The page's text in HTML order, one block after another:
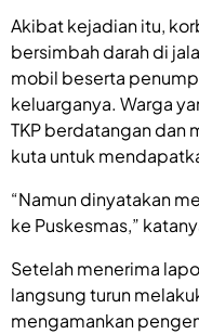
Akibat kejadian itu,
bersimbah darah di
mobil beserta
keluarganya. Warga
TKP berdatangan dan
kuta untuk
“Namun dinyatakan
ke Puskesmas,”
Setelah menerima
langsung turun
mengamankan